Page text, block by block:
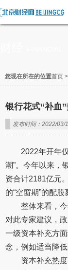
您现在所在的位置首页 >
银行花式“补血
发布时间：2022/03/
2022年开年
潮”。今年以来，
资合计2181亿元
的“空窗期”的配
整体来看，
对此专家建议，
一级资本补充方
念，例如适当降
资本补充热